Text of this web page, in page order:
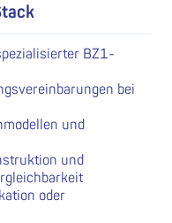
BZ1-
bei
und
und
oder